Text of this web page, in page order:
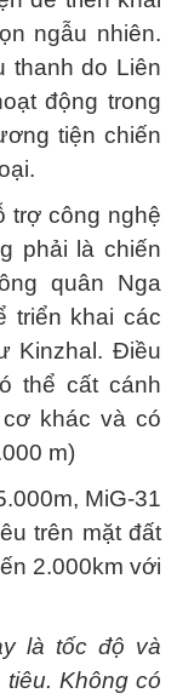
ngẫu nhiên.
thanh do Liên
động trong
tiện chiến
trợ công nghệ
phải là chiến
quân Nga
triển khai các
Kinzhal. Điều
thể cất cánh
khác và có
m)
MiG-31
trên mặt đất
2.000km với
là tốc độ và
Không có